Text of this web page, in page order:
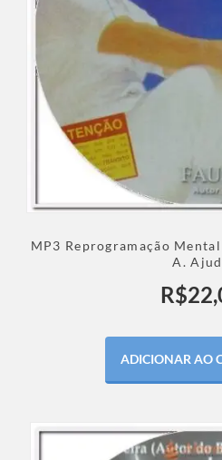
MP3 Reprogramação
A.
R$
ADICIONAR AO